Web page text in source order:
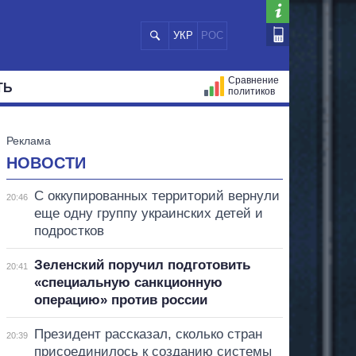
УКР РОС
Сравнение
политиков
НОВОСТИ
20:46
С оккупированных территорий вернули
еще одну группу украинских детей и
подростков
20:41
Зеленский поручил подготовить
«специальную санкционную
операцию» против россии
20:39
Президент рассказал, сколько стран
присоединилось к созданию системы